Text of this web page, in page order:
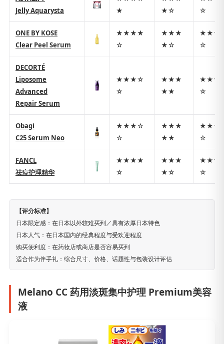
Jelly Aquarysta
★
★☆
☆
ONE BY KOSE
Clear Peel Serum
★★★★
☆
★★★
★☆
☆
DECORTÉ
Liposome
Advanced
Repair Serum
★★★☆
☆
★★★
★★
☆
Obagi
C25 Serum Neo
★★★☆
☆
★★★
★★
☆
FANCL
祛痘护理精华
★★★★
☆
★★★
★☆
☆
【评分标准】
日本限定感：在日本以外较难买到／具有浓厚日本特色
日本人气：在日本国内的经典程度与受欢迎程度
购买便利度：在药妆店或商店是否容易买到
适合作为伴手礼：综合尺寸、价格、话题性与包装设计评估
Melano CC 药用淡斑集中护理 Premium美容
液